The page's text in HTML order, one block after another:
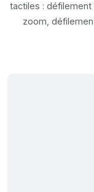
tactiles :
zoom,